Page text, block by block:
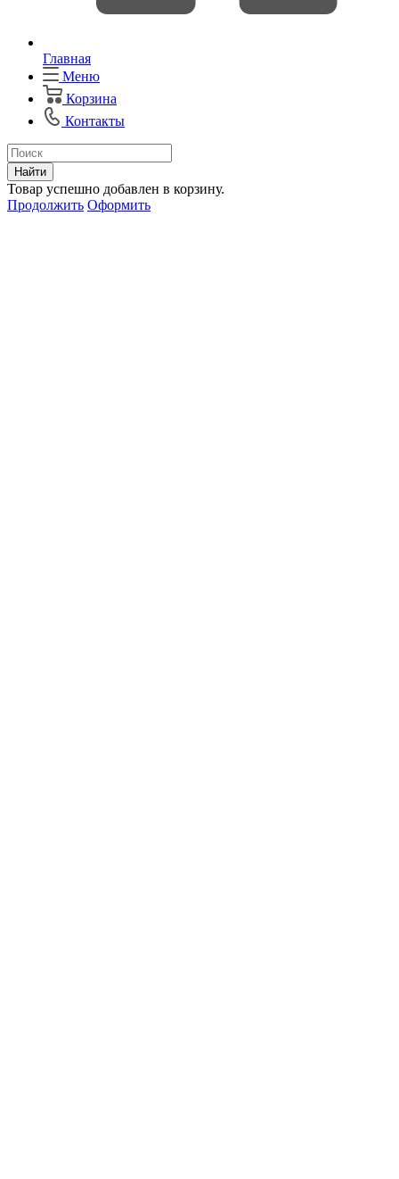
Главная
Меню
Корзина
Контакты
Найти
Товар успешно добавлен в корзину.
Продолжить Оформить